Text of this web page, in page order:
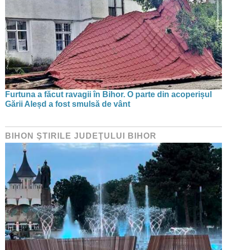
Furtuna a făcut ravagii în Bihor. O parte din acoperișul
Gării Aleșd a fost smulsă de vânt
BIHON ŞTIRILE JUDEŢULUI BIHOR